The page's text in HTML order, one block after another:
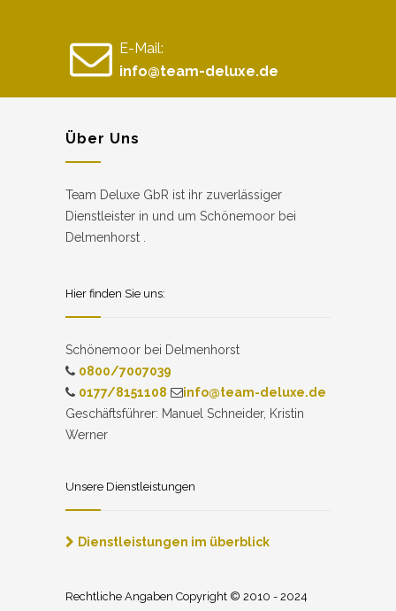
E-Mail:
info@team-deluxe.de
Über Uns
Team Deluxe GbR ist ihr zuverlässiger
Dienstleister in und um Schönemoor bei
Delmenhorst .
Hier finden Sie uns:
Schönemoor bei Delmenhorst
0800/7007039
0177/8151108
info@team-deluxe.de
Geschäftsführer: Manuel Schneider, Kristin
Werner
Unsere Dienstleistungen
Dienstleistungen im überblick
Rechtliche Angaben Copyright © 2010 - 2024